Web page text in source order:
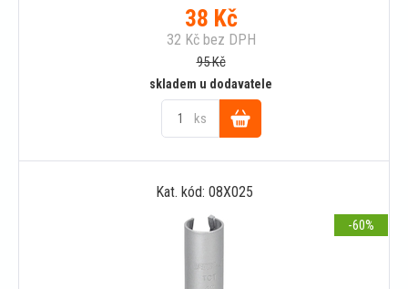
38 Kč
32 Kčbez DPH
95Kč
skladem u dodavatele
ks
Do
košíku
Kat. kód: 08X025
-60